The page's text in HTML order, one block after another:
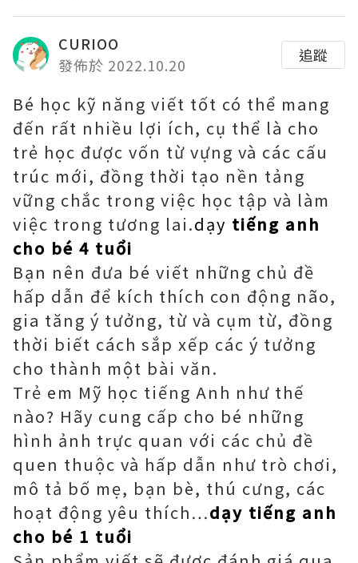
CURIOO
發佈於 2022.10.20
追蹤
Bé học kỹ năng viết tốt có thể mang
đến rất nhiều lợi ích, cụ thể là cho
trẻ học được vốn từ vựng và các cấu
trúc mới, đồng thời tạo nền tảng
vững chắc trong việc học tập và làm
việc trong tương lai.dạy tiếng anh
cho bé 4 tuổi
Bạn nên đưa bé viết những chủ đề
hấp dẫn để kích thích con động não,
gia tăng ý tưởng, từ và cụm từ, đồng
thời biết cách sắp xếp các ý tưởng
cho thành một bài văn.
Trẻ em Mỹ học tiếng Anh như thế
nào? Hãy cung cấp cho bé những
hình ảnh trực quan với các chủ đề
quen thuộc và hấp dẫn như trò chơi,
mô tả bố mẹ, bạn bè, thú cưng, các
hoạt động yêu thích…dạy tiếng anh
cho bé 1 tuổi